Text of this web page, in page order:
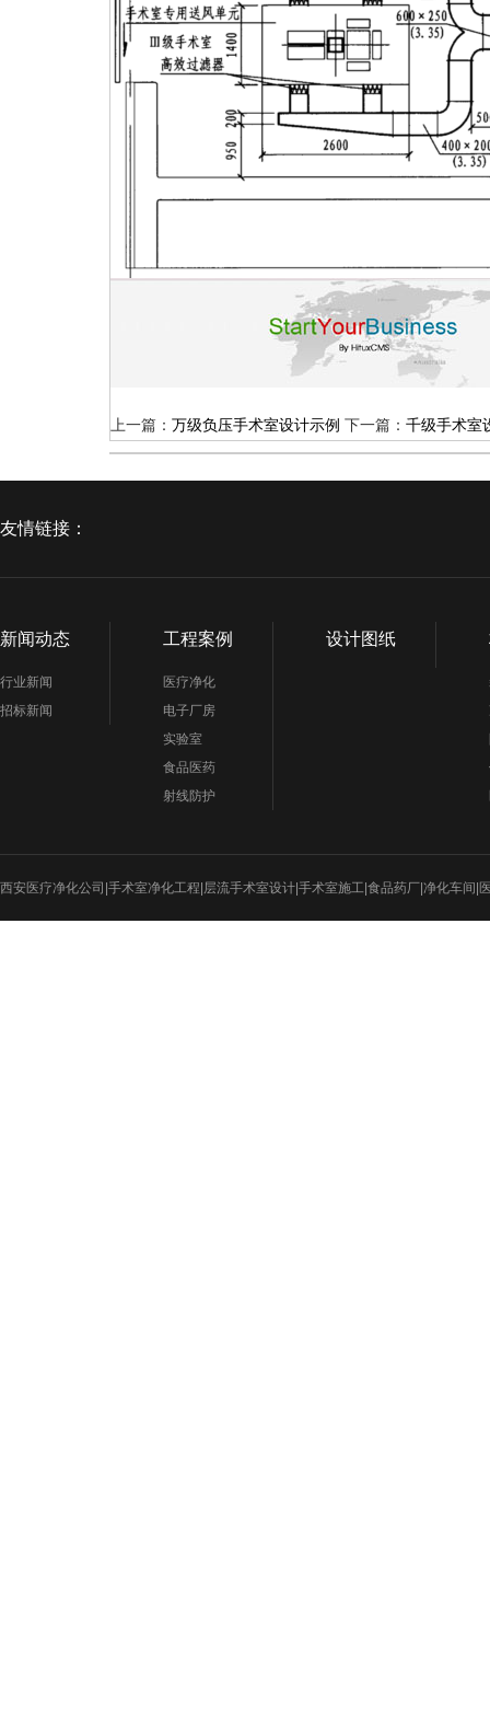
上一篇： 万级负压手术室设计示例 下一篇： 千级手术室
友情链接：
新闻动态
行业新闻
招标新闻
工程案例
医疗净化
电子厂房
实验室
食品医药
射线防护
设计图纸
西安医疗净化公司|手术室净化工程|层流手术室设计|手术室施工|食品药厂|净化车间|